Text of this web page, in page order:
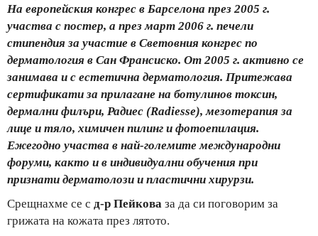
На европейския конгрес в Барселона през 2005 г.
участва с постер, а през март 2006 г. печели
стипендия за участие в Световния конгрес по
дерматология в Сан Франсиско. От 2005 г. активно се
занимава и с естетична дерматология. Притежава
сертификати за прилагане на ботулинов токсин,
дермални филъри, Радиес (Radiesse), мезотерапия за
лице и тяло, химичен пилинг и фотоепилация.
Ежегодно участва в най-големите международни
форуми, както и в индивидуални обучения при
признати дерматолози и пластични хирурзи.
Срещнахме се с д-р Пейкова за да си поговорим за
грижата на кожата през лятото.